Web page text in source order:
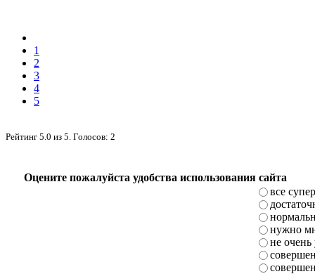
1
2
3
4
5
Рейтинг 5.0 из 5 . Голосов: 2
Оцените пожалуйста удобства использования сайта
все супер
нужно
не очень